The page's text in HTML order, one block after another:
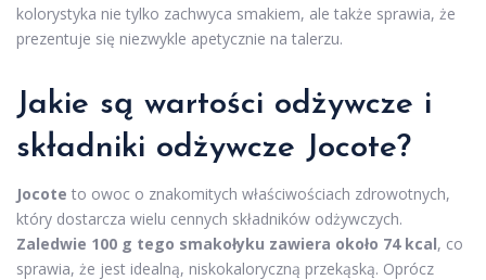
kolorystyka nie tylko zachwyca smakiem, ale także sprawia, że
prezentuje się niezwykle apetycznie na talerzu.
Jakie są wartości odżywcze i
składniki odżywcze Jocote?
Jocote to owoc o znakomitych właściwościach zdrowotnych,
który dostarcza wielu cennych składników odżywczych.
Zaledwie 100 g tego smakołyku zawiera około 74 kcal, co
sprawia, że jest idealną, niskokaloryczną przekąską. Oprócz